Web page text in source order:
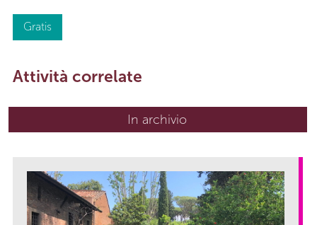
Gratis
Attività correlate
In archivio